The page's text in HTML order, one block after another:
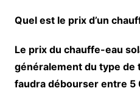
Quel est le prix d’un
Le prix du chauffe-eau
généralement du type de
faudra débourser entre